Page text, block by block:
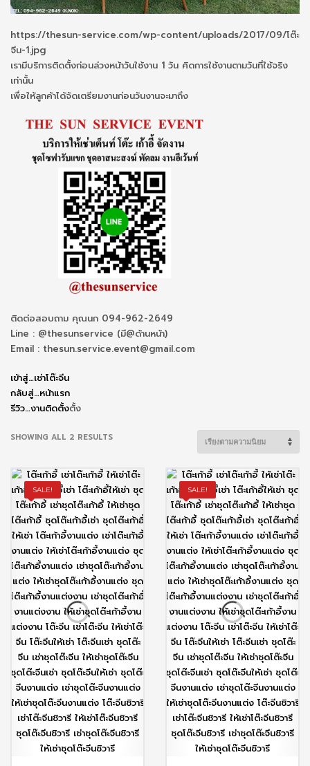
https://thesun-service.com/wp-content/uploads/2017/09/โต๊ะ
จีน-1.jpg
เรามีบริการติดตั้งก่อนล่วงหน้าวันใช้งาน 1 วัน คิดการใช้งานตามวันที่ใช้จริง
เท่านั้น
เพื่อให้ลูกค้าได้จัดเตรียมงานก่อนวันงานจะมาถึง
ติดต่อสอบถาม คุณนก 094-962-2649
Line : @thesunservice (มี@ด้านหน้า)
Email : thesun.service.event@gmail.com
เข้าสู่…เช่าโต๊ะจีน
กลับสู่…หน้าแรก
รีวิว…งานติดตั้งตั้ง
SHOWING ALL 2 RESULTSSORTED
SALE! SALE!